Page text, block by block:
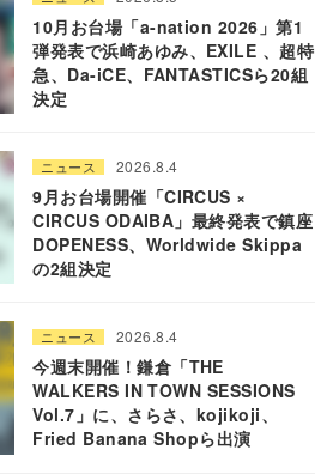
10月お台場「a-nation 2026」第1
弾発表で浜崎あゆみ、EXILE 、超特
急、Da-iCE、FANTASTICSら20組
決定
ニュース 2026.8.4
9月お台場開催「CIRCUS ×
CIRCUS ODAIBA」最終発表で鎮座
DOPENESS、Worldwide Skippa
の2組決定
ニュース 2026.8.4
今週末開催！鎌倉「THE
WALKERS IN TOWN SESSIONS
Vol.7」に、さらさ、kojikoji、
Fried Banana Shopら出演